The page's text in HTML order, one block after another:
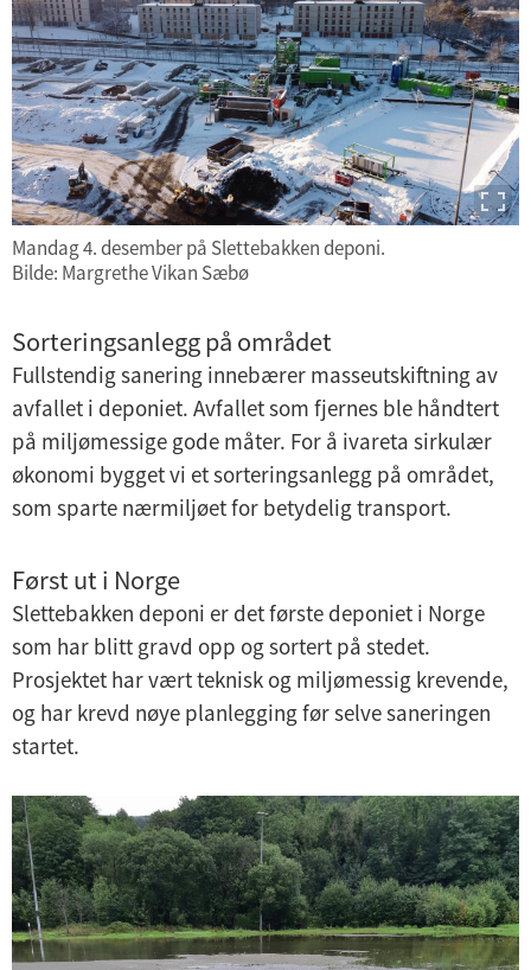
Mandag 4. desember på Slettebakken deponi.
Bilde: Margrethe Vikan Sæbø
Sorteringsanlegg på området
Fullstendig sanering innebærer masseutskiftning av
avfallet i deponiet. Avfallet som fjernes ble håndtert
på miljømessige gode måter. For å ivareta sirkulær
økonomi bygget vi et sorteringsanlegg på området,
som sparte nærmiljøet for betydelig transport.
Først ut i Norge
Slettebakken deponi er det første deponiet i Norge
som har blitt gravd opp og sortert på stedet.
Prosjektet har vært teknisk og miljømessig krevende,
og har krevd nøye planlegging før selve saneringen
startet.